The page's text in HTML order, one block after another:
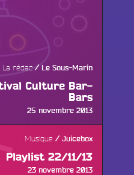
Culture Bar-
Bars
La rédac Le Sous-Marin
Publié
25 novembre 2013
Playlist 22/11/13
Musique Juicebox
Publié
23 novembre 2013